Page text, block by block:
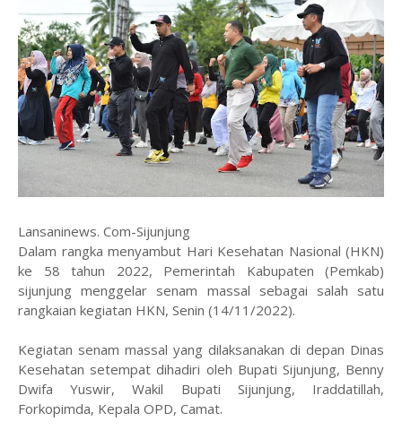
Lansaninews. Com-Sijunjung
Dalam rangka menyambut Hari Kesehatan Nasional (HKN)
ke 58 tahun 2022, Pemerintah Kabupaten (Pemkab)
sijunjung menggelar senam massal sebagai salah satu
rangkaian kegiatan HKN, Senin (14/11/2022).
Kegiatan senam massal yang dilaksanakan di depan Dinas
Kesehatan setempat dihadiri oleh Bupati Sijunjung, Benny
Dwifa Yuswir, Wakil Bupati Sijunjung, Iraddatillah,
Forkopimda, Kepala OPD, Camat.